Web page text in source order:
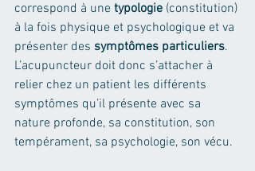
correspond à une typologie (constitution)
à la fois physique et psychologique et va
présenter des symptômes particuliers.
L’acupuncteur doit donc s’attacher à
relier chez un patient les différents
symptômes qu’il présente avec sa
nature profonde, sa constitution, son
tempérament, sa psychologie, son vécu.